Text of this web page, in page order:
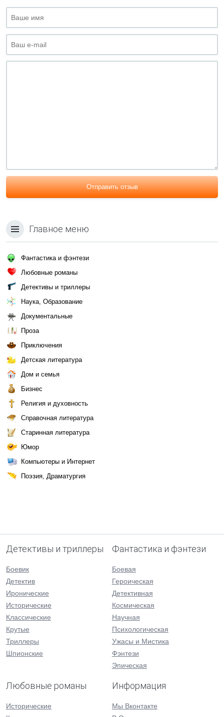
Отправить отзыв
Главное меню
Фантастика и фэнтези
Любовные романы
Детективы и триллеры
Наука, Образование
Документальные
Проза
Приключения
Детская литература
Дом и семья
Бизнес
Религия и духовность
Справочная литература
Старинная литература
Юмор
Компьютеры и Интернет
Поэзия, Драматургия
Детективы и триллеры
Боевик
Детектив
Иронические
Исторические
Классические
Крутые
Триллеры
Шпионские
Фантастика и фэнтези
Боевая
Героическая
Детективная
Космическая
Научная
Психологическая
Ужасы и Мистика
Фэнтези
Эпическая
Любовные романы
Исторические
Информация
Мы Вконтакте